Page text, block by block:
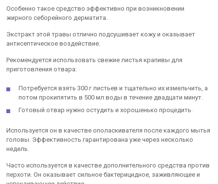
Особенно такое средство эффективно при возникновении
жирного себорейного дерматита.
Экстракт этой травы отлично подсушивает кожу и оказывает
антисептическое воздействие.
Рекомендуется использовать свежие листья крапивы для
приготовления отвара:
Потребуется взять 300 г листьев и тщательно их измельчить, а
потом прокипятить в 500 мл воды в течение двадцати минут.
Готовый отвар нужно остудить и хорошенько процедить.
Используется он в качестве ополаскивателя после каждого мытья
головы. Эффективность гарантирована уже через несколько
недель.
Часто используется в качестве дополнительного средства против
перхоти. Он оказывает сильное бактерицидное, заживляющее и